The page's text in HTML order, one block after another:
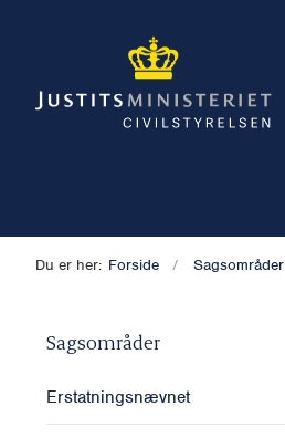
Du er her: Forside Sagsområder
Sagsområder
Erstatningsnævnet